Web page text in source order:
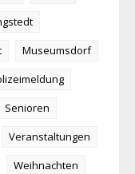
Museumsdorf
Senioren
Veranstaltungen
Weihnachten